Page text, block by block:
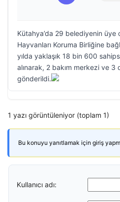
Kütahya’da 29 belediyenin üye
Hayvanları Koruma Birliğine
yılda yaklaşık 18 bin 600
alınarak, 2 bakım merkezi ve 3
gönderildi.
1 yazı görüntüleniyor (toplam 1)
Bu konuyu yanıtlamak için giriş
Kullanıcı adı: